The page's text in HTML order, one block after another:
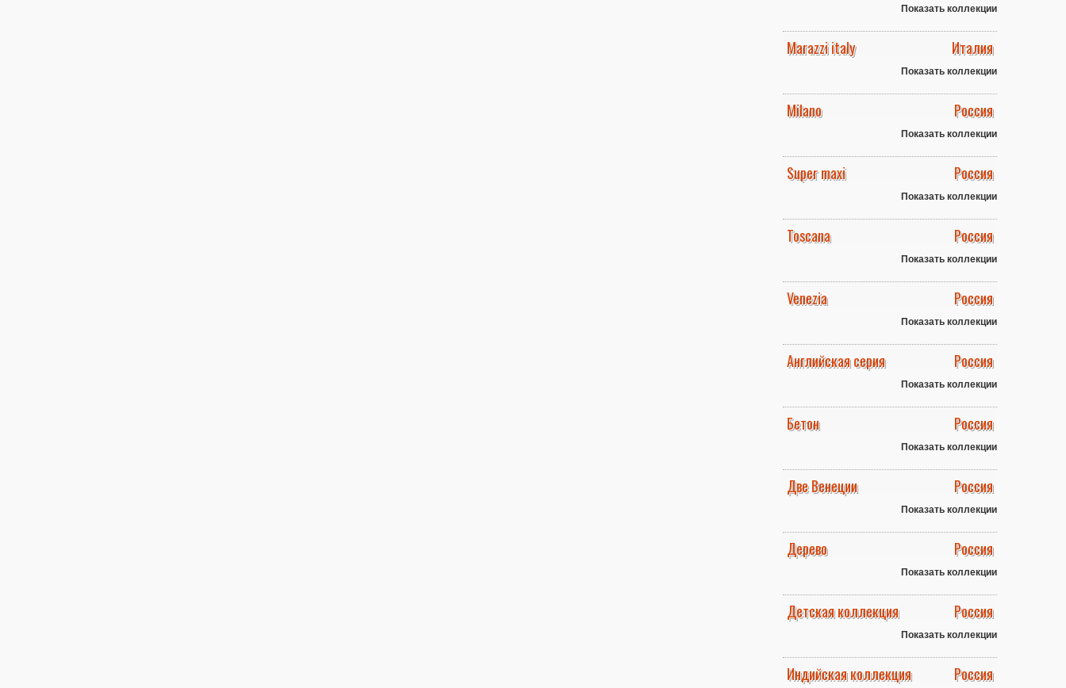
Показать коллекции
Marazzi italy Италия
Показать коллекции
Milano Россия
Показать коллекции
Super maxi Россия
Показать коллекции
Toscana Россия
Показать коллекции
Venezia Россия
Показать коллекции
Английская серия Россия
Показать коллекции
Бетон Россия
Показать коллекции
Две Венеции Россия
Показать коллекции
Дерево Россия
Показать коллекции
Детская коллекция Россия
Показать коллекции
Индийская коллекция Россия